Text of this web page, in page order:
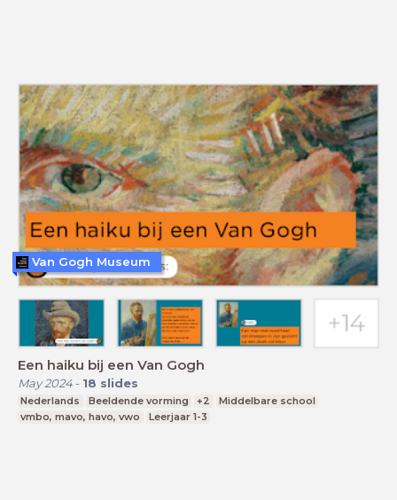
Een haiku bij een Van Gogh
May 2024- 18 slides
Nederlands Beeldende vorming +2
Middelbare school
vmbo, mavo, havo, vwo
Leerjaar 1-3
Van Gogh Museum